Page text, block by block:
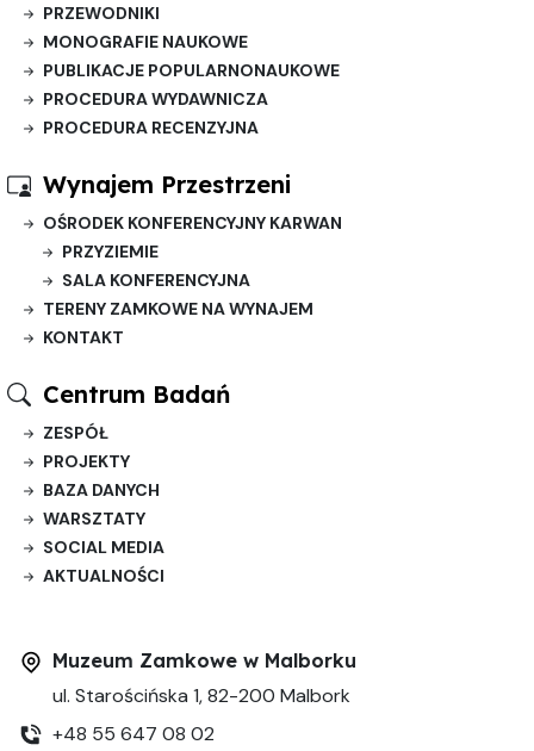
PRZEWODNIKI
MONOGRAFIE NAUKOWE
PUBLIKACJE POPULARNONAUKOWE
PROCEDURA WYDAWNICZA
PROCEDURA RECENZYJNA
Wynajem Przestrzeni
OŚRODEK KONFERENCYJNY KARWAN
PRZYZIEMIE
SALA KONFERENCYJNA
TERENY ZAMKOWE NA WYNAJEM
KONTAKT
Centrum Badań
ZESPÓŁ
PROJEKTY
BAZA DANYCH
WARSZTATY
SOCIAL MEDIA
AKTUALNOŚCI
Muzeum Zamkowe w Malborku
ul. Starościńska 1, 82-200 Malbork
+48 55 647 08 02